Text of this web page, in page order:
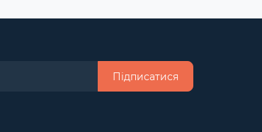
Підписатися